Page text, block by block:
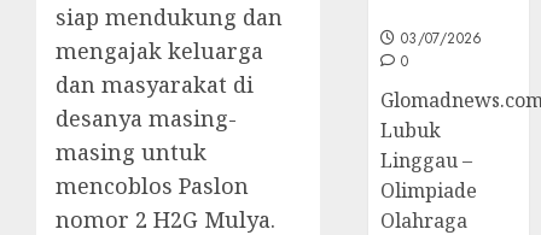
siap mendukung dan
mengajak keluarga
dan masyarakat di
desanya masing-
masing untuk
mencoblos Paslon
nomor 2 H2G Mulya.
03/07/2026
0
Lubuk
Linggau –
Olimpiade
Olahraga